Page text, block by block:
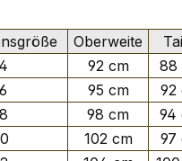
Oberweite
92 cm 88
95 cm 92
98 cm 94
102 cm 97